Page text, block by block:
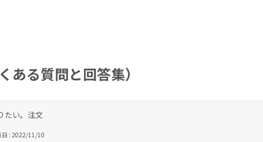
る質問と回答集）
い。注文した商品の配送状況について確認したい。
日 : 2022/11/10